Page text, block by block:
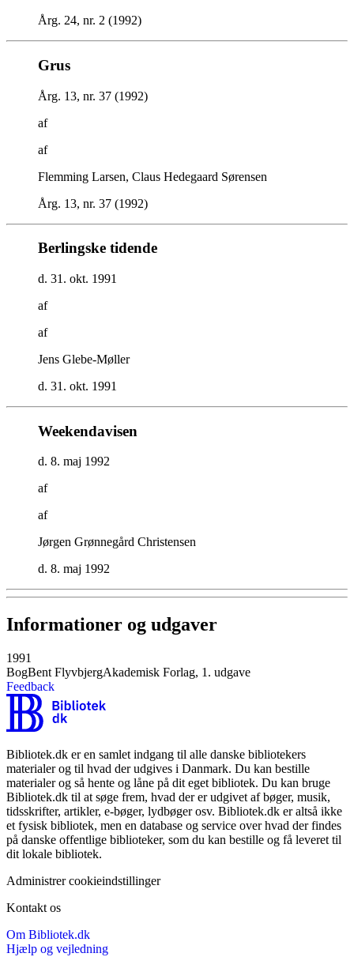
Årg. 24, nr. 2 (1992)
Grus
Årg. 13, nr. 37 (1992)
af
af
Flemming Larsen, Claus Hedegaard Sørensen
Årg. 13, nr. 37 (1992)
Berlingske tidende
d. 31. okt. 1991
af
af
Jens Glebe-Møller
d. 31. okt. 1991
Weekendavisen
d. 8. maj 1992
af
af
Jørgen Grønnegård Christensen
d. 8. maj 1992
Informationer og udgaver
1991
BogBent FlyvbjergAkademisk Forlag, 1. udgave
Feedback
Bibliotek.dk er en samlet indgang til alle danske bibliotekers
materialer og til hvad der udgives i Danmark. Du kan bestille
materialer og så hente og låne på dit eget bibliotek. Du kan bruge
Bibliotek.dk til at søge frem, hvad der er udgivet af bøger, musik,
tidsskrifter, artikler, e-bøger, lydbøger osv. Bibliotek.dk er altså ikke
et fysisk bibliotek, men en database og service over hvad der findes
på danske offentlige biblioteker, som du kan bestille og få leveret til
dit lokale bibliotek.
Administrer cookieindstillinger
Kontakt os
Om Bibliotek.dk
Hjælp og vejledning